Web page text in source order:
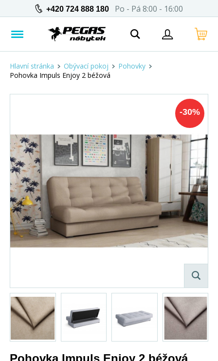
+420 724 888 180 Po - Pá 8:00 - 16:00
Hlavní stránka Obývací pokoj
Pohovky
Pohovka Impuls Enjoy 2 béžová
-30%
Pohovka Impuls Enjoy 2 béžová